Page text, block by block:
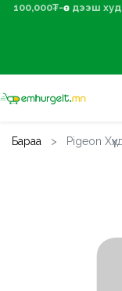
100,000₮-өөс
Бараа Pigeon